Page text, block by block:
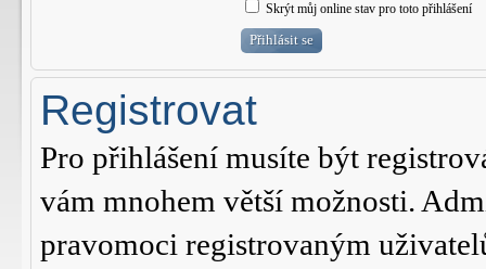
Skrýt můj online stav pro toto přihlášení
Registrovat
Pro přihlášení musíte být
vám mnohem větší možnosti.
pravomoci registrovaným